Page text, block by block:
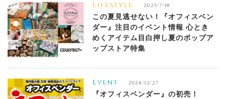
Lifestyle 2025/7/18
この夏見逃せない！『オフィスベン
ダー』注目のイベント情報 心とき
めくアイテム目白押し夏のポップア
ップストア特集
Event 2024/12/27
『オフィスベンダー』の初売！